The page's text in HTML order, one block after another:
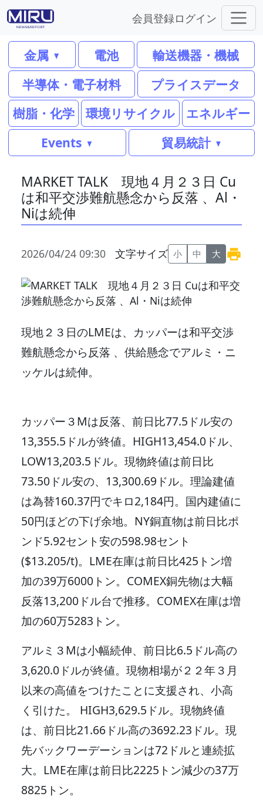
会員登録ログイン
金属 電池
輸送機器・機械
半導体・電子材料
プライスデータ
樹脂・化学
環境リサイクル
エネルギー
Events
貿易統計
MARKET TALK 現地４月２３日 Cu
は和平交渉難航懸念から反落 、Al・
Niは続伸
2026/04/24 09:30 文字サイズ 小 中 大
現地２３日のLMEは、カッパーは和平交渉
難航懸念から反落 、供給懸念でアルミ・ニ
ッケルは続伸。
カッパー３Mは反落、前日比77.5ドル安の
13,355.5ドルが終値。HIGH13,454.0ドル、
LOW13,203.5ドル。現物終値は前日比
73.50ドル安の、13,300.69ドル。理論建値
は為替160.37円でキロ2,184円。国内建値に
50円ほどの下げ余地。NY銅直物は前日比ポ
ンド5.92セント安の598.98セント
($13.205/t)。LME在庫は前日比425トン増
加の39万6000トン。COMEX銅先物は大幅
反落13,200ドル台で推移。COMEX在庫は増
加の60万5283トン。
アルミ３Мは小幅続伸、前日比6.5ドル高の
3,620.0ドルが終値。現物相場が２２年３月
以来の高値をつけたことに支援され、小高
く引けた。 HIGH3,629.5ドル。現物終値
は、前日比21.66ドル高の3692.23ドル。現
先バックワーデーションは72ドルと連続拡
大。LME在庫は前日比2225トン減少の37万
8825トン。